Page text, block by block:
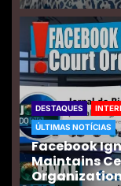
DESTAQUES
ÚLTIMAS NOTÍCIAS
Facebook
Maintains